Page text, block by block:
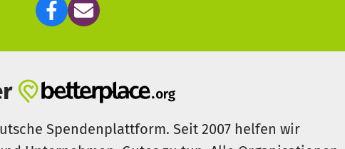
Spendenplattform. Seit 2007 helfen wir